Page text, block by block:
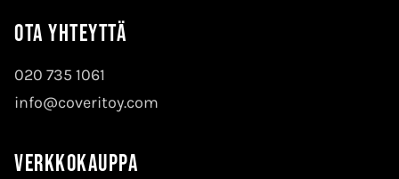
Ota yhteyttä
020 735 1061
info@coveritoy.com
Verkkokauppa